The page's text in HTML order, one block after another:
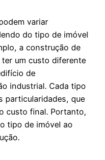
variar
do tipo de imóvel
a construção de
um custo diferente
de
industrial. Cada tipo
particularidades, que
custo final. Portanto,
tipo de imóvel ao